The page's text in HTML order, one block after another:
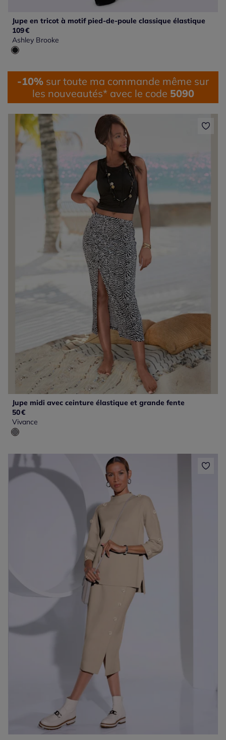
Jupe en tricot à motif pied-de-poule classique élastique
109€
Ashley Brooke
-10% sur toute ma commande même sur
les nouveautés* avec le code 5090
Jupe midi avec ceinture élastique et grande fente
50€
Vivance